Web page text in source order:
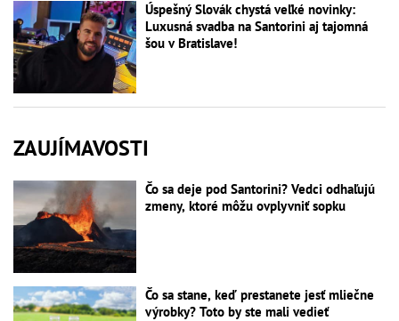
Úspešný Slovák chystá veľké novinky:
Luxusná svadba na Santorini aj tajomná
šou v Bratislave!
ZAUJÍMAVOSTI
Čo sa deje pod Santorini? Vedci odhaľujú
zmeny, ktoré môžu ovplyvniť sopku
Čo sa stane, keď prestanete jesť mliečne
výrobky? Toto by ste mali vedieť